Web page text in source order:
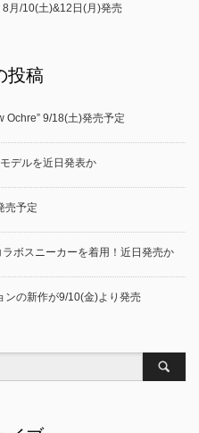
8月/10(土)&12日(月)発売
投稿
Ochre” 9/18(土)発売予定
デルを近日発表か
売予定
ボスニーカーを着用！近日発売か
ンの新作が9/10(金)より発売